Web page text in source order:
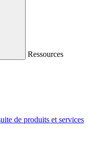
Ressources
de produits et services